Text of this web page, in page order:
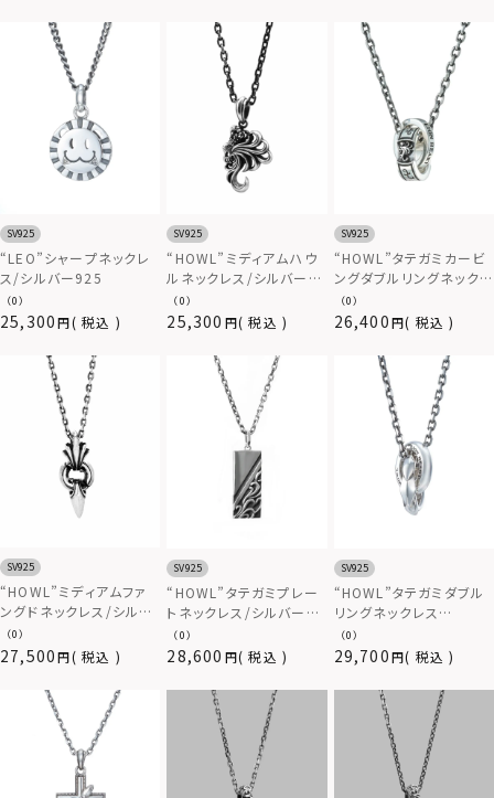
SV925
“LEO”シャープネックレ
ス/シルバー925
25,300 税込
（0）
SV925
“HOWL”ミディアムハウ
ルネックレス/シルバー
925
25,300 税込
（0）
SV925
“HOWL”タテガミカービ
ングダブルリングネックレ
ス/シルバー925
26,400 税込
（0）
SV925
“HOWL”ミディアムファ
ングドネックレス/シルバ
ー925
27,500 税込
（0）
SV925
“HOWL”タテガミプレー
トネックレス/シルバー
925
28,600 税込
（0）
SV925
“HOWL”タテガミダブル
リングネックレス
（type2）/シルバー925
29,700 税込
（0）